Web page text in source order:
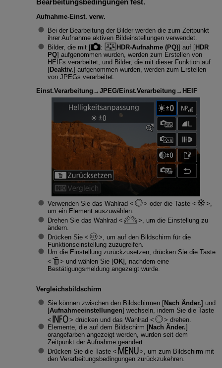
Bearbeitungsbedingungen fest.
Aufnahme-Einst. verw.
Bei der Bearbeitung der Bilder werden die zum Zeitpunkt
ihrer Aufnahme aktiven Bildeinstellungen verwendet.
Bilder, die mit [
: HDR-Aufnahme (PQ)] auf [HDR
PQ] aufgenommen wurden, werden zum Erstellen von
HEIFs verarbeitet, und Bilder, die mit dieser Funktion auf
[Deaktiv.] aufgenommen wurden, werden zum Erstellen
von JPEGs verarbeitet.
Einst.Verarbeitung→JPEG/Einst.Verarbeitung→HEIF
Verwenden Sie das Wahlrad oder die Taste
,
um ein Element auszuwählen.
Drehen Sie das Wahlrad
, um die Einstellung zu
ändern.
Drücken Sie
, um auf den Bildschirm für die
Funktionseinstellung zuzugreifen.
Um die Einstellung zurückzusetzen, drücken Sie die Taste
und wählen Sie [OK], nachdem eine
Bestätigungsmeldung angezeigt wurde.
Vergleichsbildschirm
Sie können zwischen den Bildschirmen [Nach Änder.] und
[Aufnahmeeinstellungen] wechseln, indem Sie die Taste
drücken und das Wahlrad
drehen.
Elemente, die auf dem Bildschirm [Nach Änder.]
orangefarben angezeigt werden, wurden seit dem
Zeitpunkt der Aufnahme geändert.
Drücken Sie die Taste
, um zum Bildschirm mit
den Verarbeitungsbedingungen zurückzukehren.